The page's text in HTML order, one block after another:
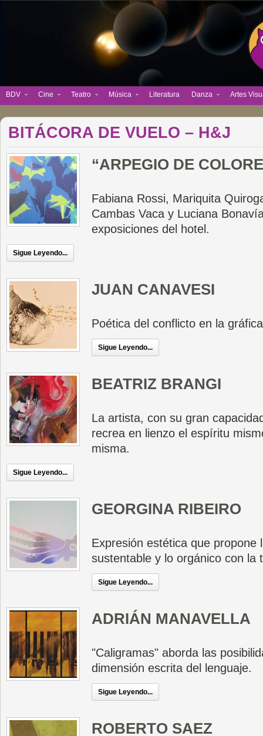
BDV Cine Teatro Música Literatura Danza Artes
BITÁCORA DE VUELO – H&J
“ARPEGIO DE
Fabiana Rossi, Mariquita
Cambas Vaca y Luciana
exposiciones del hotel.
Sigue Leyendo...
JUAN CANAVESI
Poética del conflicto en la
Sigue Leyendo...
BEATRIZ BRANGI
La artista, con su gran
recrea en lienzo el espíritu
misma.
Sigue Leyendo...
GEORGINA RIBEIRO
Expresión estética que propone
sustentable y lo orgánico con la
Sigue Leyendo...
ADRIÁN MANAVELLA
"Caligramas" aborda las
dimensión escrita del lenguaje.
Sigue Leyendo...
ROBERTO SAEZ